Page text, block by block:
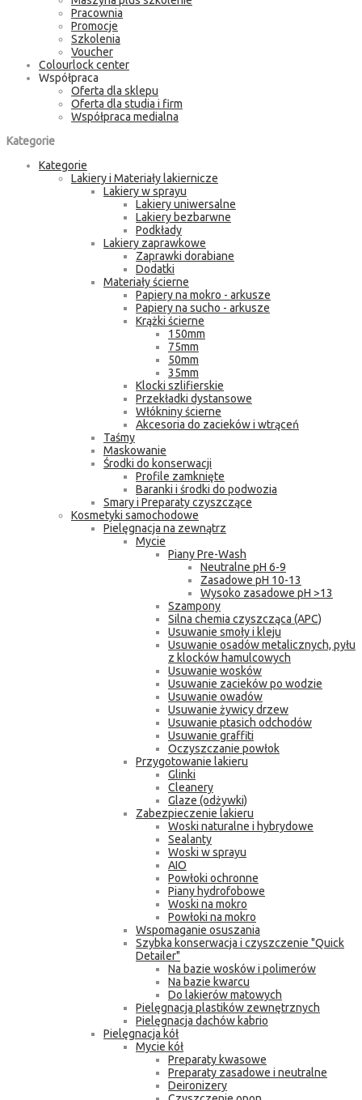
Pracownia
Promocje
Szkolenia
Voucher
Colourlock center
Współpraca
Oferta dla sklepu
Oferta dla studia i firm
Współpraca medialna
Kategorie
Kategorie
Lakiery i Materiały lakiernicze
Lakiery w sprayu
Lakiery uniwersalne
Lakiery bezbarwne
Podkłady
Lakiery zaprawkowe
Zaprawki dorabiane
Dodatki
Materiały ścierne
Papiery na mokro - arkusze
Papiery na sucho - arkusze
Krążki ścierne
150mm
75mm
50mm
35mm
Klocki szlifierskie
Przekładki dystansowe
Włókniny ścierne
Akcesoria do zacieków i wtrąceń
Taśmy
Maskowanie
Środki do konserwacji
Profile zamknięte
Baranki i środki do podwozia
Smary i Preparaty czyszczące
Kosmetyki samochodowe
Pielęgnacja na zewnątrz
Mycie
Piany Pre-Wash
Neutralne pH 6-9
Zasadowe pH 10-13
Wysoko zasadowe pH >13
Szampony
Silna chemia czyszcząca (APC)
Usuwanie smoły i kleju
Usuwanie osadów metalicznych, pyłu
z klocków hamulcowych
Usuwanie wosków
Usuwanie zacieków po wodzie
Usuwanie owadów
Usuwanie żywicy drzew
Usuwanie ptasich odchodów
Usuwanie graffiti
Oczyszczanie powłok
Przygotowanie lakieru
Glinki
Cleanery
Glaze (odżywki)
Zabezpieczenie lakieru
Woski naturalne i hybrydowe
Sealanty
Woski w sprayu
AIO
Powłoki ochronne
Piany hydrofobowe
Woski na mokro
Powłoki na mokro
Wspomaganie osuszania
Szybka konserwacja i czyszczenie "Quick
Detailer"
Na bazie wosków i polimerów
Na bazie kwarcu
Do lakierów matowych
Pielęgnacja plastików zewnętrznych
Pielęgnacja dachów kabrio
Pielęgnacja kół
Mycie kół
Preparaty kwasowe
Preparaty zasadowe i neutralne
Deironizery